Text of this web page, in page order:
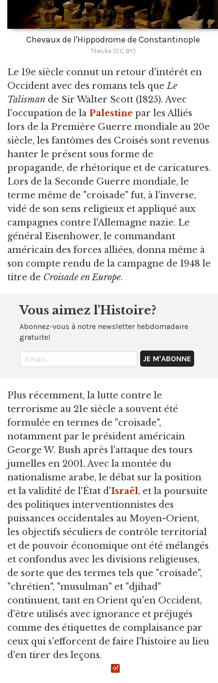
Chevaux de l'Hippodrome de Constantinople
Tteske (CC BY)
Le 19e siècle connut un retour d'intérêt en
Occident avec des romans tels queLe
Talisman de Sir Walter Scott (1825). Avec
l'occupation de la Palestine par les Alliés
lors de la Première Guerre mondiale au 20e
siècle, les fantômes des Croisés sont revenus
hanter le présent sous forme de
propagande, de rhétorique et de caricatures.
Lors de la Seconde Guerre mondiale, le
terme même de "croisade" fut, à l'inverse,
vidé de son sens religieux et appliqué aux
campagnes contre l'Allemagne nazie. Le
général Eisenhower, le commandant
américain des forces alliées, donna même à
son compte rendu de la campagne de 1948 le
titre de Croisade en Europe.
Vous aimez l'Histoire?
Abonnez-vous à notre newsletter hebdomadaire
gratuite!
Plus récemment, la lutte contre le
terrorisme au 21e siècle a souvent été
formulée en termes de "croisade",
notamment par le président américain
George W. Bush après l'attaque des tours
jumelles en 2001. Avec la montée du
nationalisme arabe, le débat sur la position
et la validité de l'État d'Israël, et la poursuite
des politiques interventionnistes des
puissances occidentales au Moyen-Orient,
les objectifs séculiers de contrôle territorial
et de pouvoir économique ont été mélangés
et confondus avec les divisions religieuses,
de sorte que des termes tels que "croisade",
"chrétien", "musulman" et "djihad"
continuent, tant en Orient qu'en Occident,
d'être utilisés avec ignorance et préjugés
comme des étiquettes de complaisance par
ceux qui s'efforcent de faire l'histoire au lieu
d'en tirer des leçons.